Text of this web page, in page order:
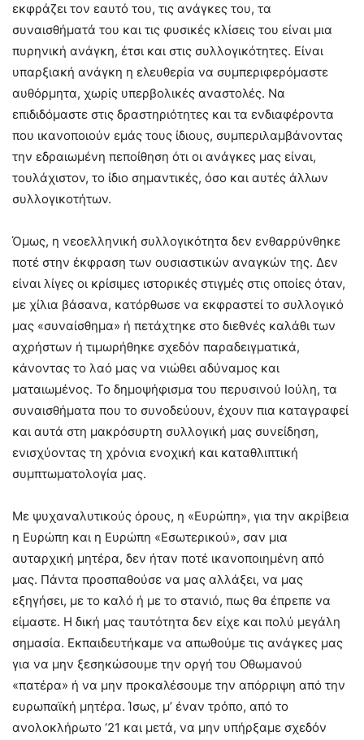
εκφράζει τον εαυτό του, τις ανάγκες του, τα
συναισθήματά του και τις φυσικές κλίσεις του είναι μια
πυρηνική ανάγκη, έτσι και στις συλλογικότητες. Είναι
υπαρξιακή ανάγκη η ελευθερία να συμπεριφερόμαστε
αυθόρμητα, χωρίς υπερβολικές αναστολές. Να
επιδιδόμαστε στις δραστηριότητες και τα ενδιαφέροντα
που ικανοποιούν εμάς τους ίδιους, συμπεριλαμβάνοντας
την εδραιωμένη πεποίθηση ότι οι ανάγκες μας είναι,
τουλάχιστον, το ίδιο σημαντικές, όσο και αυτές άλλων
συλλογικοτήτων.
Όμως, η νεοελληνική συλλογικότητα δεν ενθαρρύνθηκε
ποτέ στην έκφραση των ουσιαστικών αναγκών της. Δεν
είναι λίγες οι κρίσιμες ιστορικές στιγμές στις οποίες όταν,
με χίλια βάσανα, κατόρθωσε να εκφραστεί το συλλογικό
μας «συναίσθημα» ή πετάχτηκε στο διεθνές καλάθι των
αχρήστων ή τιμωρήθηκε σχεδόν παραδειγματικά,
κάνοντας το λαό μας να νιώθει αδύναμος και
ματαιωμένος. Το δημοψήφισμα του περυσινού Ιούλη, τα
συναισθήματα που το συνοδεύουν, έχουν πια καταγραφεί
και αυτά στη μακρόσυρτη συλλογική μας συνείδηση,
ενισχύοντας τη χρόνια ενοχική και καταθλιπτική
συμπτωματολογία μας.
Με ψυχαναλυτικούς όρους, η «Ευρώπη», για την ακρίβεια
η Ευρώπη και η Ευρώπη «Εσωτερικού», σαν μια
αυταρχική μητέρα, δεν ήταν ποτέ ικανοποιημένη από
μας. Πάντα προσπαθούσε να μας αλλάξει, να μας
εξηγήσει, με το καλό ή με το στανιό, πως θα έπρεπε να
είμαστε. Η δική μας ταυτότητα δεν είχε και πολύ μεγάλη
σημασία. Εκπαιδευτήκαμε να απωθούμε τις ανάγκες μας
για να μην ξεσηκώσουμε την οργή του Οθωμανού
«πατέρα» ή να μην προκαλέσουμε την απόρριψη από την
ευρωπαϊκή μητέρα. Ίσως, μ’ έναν τρόπο, από το
ανολοκλήρωτο ‘21 και μετά, να μην υπήρξαμε σχεδόν